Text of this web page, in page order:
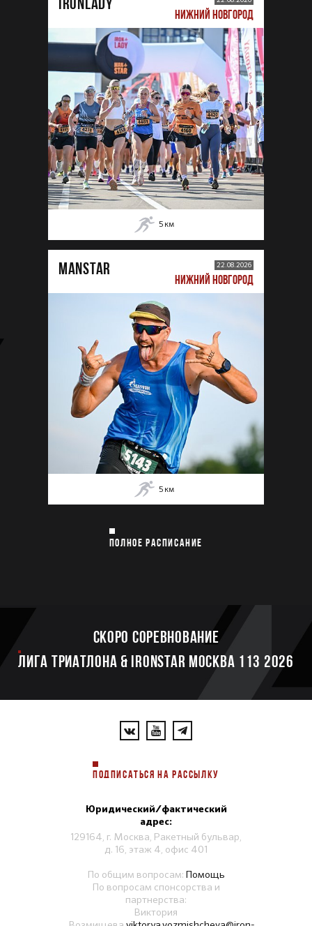
НИЖНИЙ НОВГОРОД
5 км
MANSTAR 22.08.2026
НИЖНИЙ НОВГОРОД
5 км
ПОЛНОЕ РАСПИСАНИЕ
Скоро соревнование
ЛИГА ТРИАТЛОНА & IRONSTAR МОСКВА 113 2026
ПОДПИСАТЬСЯ НА РАССЫЛКУ
Юридический/фактический
адрес:
129164, г. Москва, Ракетный бульвар,
д. 16, этаж 4, офис 401
По общим вопросам: Помощь
По вопросам спонсорства и
партнерства:
Виктория